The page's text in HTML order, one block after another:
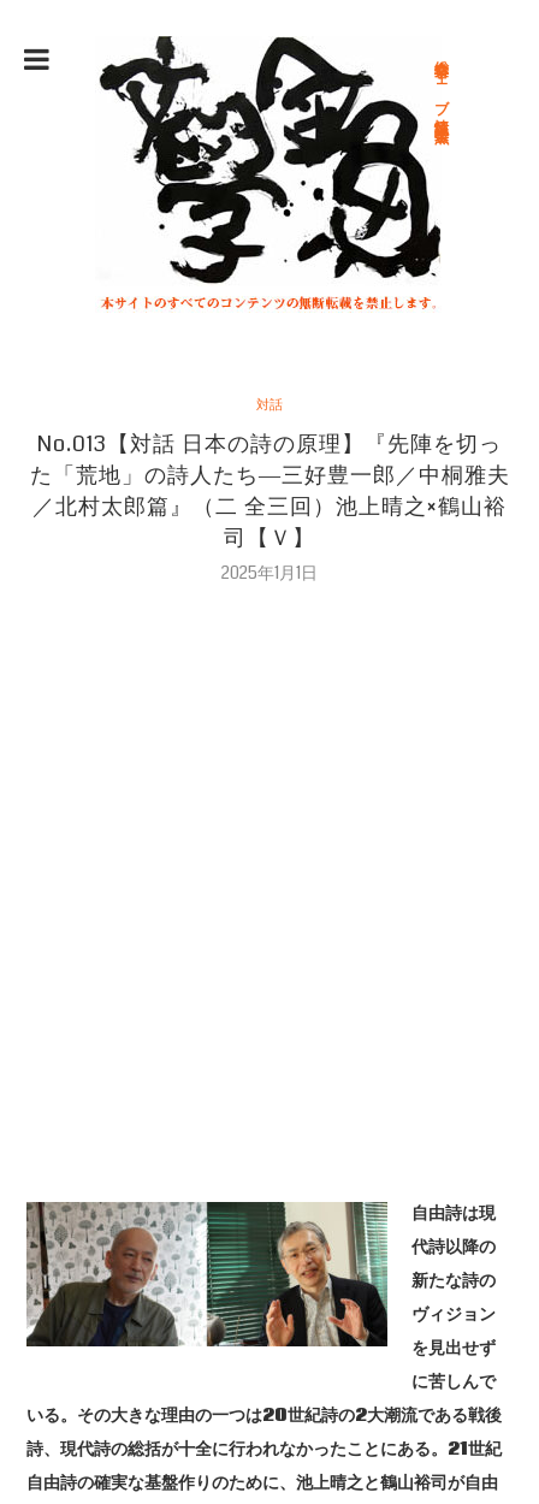
総合文学ウェブ情報誌 文学金魚
対話
No.013【対話 日本の詩の原理】『先陣を切っ
た「荒地」の詩人たち―三好豊一郎／中桐雅夫
／北村太郎篇』（二 全三回）池上晴之×鶴山裕
司【Ｖ】
2025年1月1日
自由詩は現
代詩以降の
新たな詩の
ヴィジョン
を見出せず
に苦しんで
いる。その大きな理由の一つは20世紀詩の2大潮流である戦後
詩、現代詩の総括が十全に行われなかったことにある。21世紀
自由詩の確実な基盤作りのために、池上晴之と鶴山裕司が自由